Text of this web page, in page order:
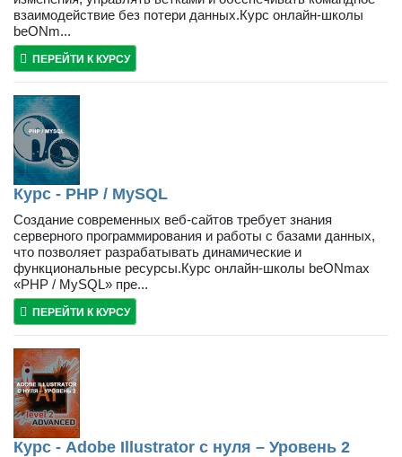
взаимодействие без потери данных.Курс онлайн-школы
beONm...
ПЕРЕЙТИ К КУРСУ
Курс - PHP / MySQL
Создание современных веб-сайтов требует знания
серверного программирования и работы с базами данных,
что позволяет разрабатывать динамические и
функциональные ресурсы.Курс онлайн-школы beONmax
«PHP / MySQL» пре...
ПЕРЕЙТИ К КУРСУ
Курс - Adobe Illustrator с нуля – Уровень 2